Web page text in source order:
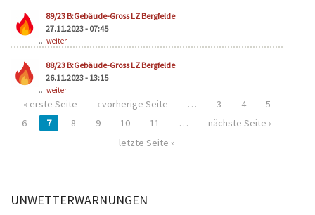
89/23 B:Gebäude-Gross LZ Bergfelde
27.11.2023 - 07:45
... weiter
88/23 B:Gebäude-Gross LZ Bergfelde
26.11.2023 - 13:15
... weiter
« erste Seite ‹ vorherige Seite … 3 4
5
6
7 8 9 10 11 …
nächste Seite ›
letzte Seite »
UNWETTERWARNUNGEN